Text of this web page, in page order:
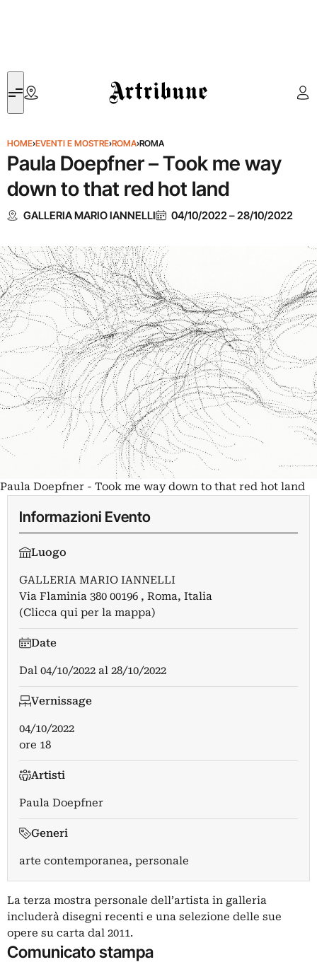
Artribune
HOME›EVENTI E MOSTRE›ROMA›ROMA
Paula Doepfner – Took me way
down to that red hot land
GALLERIA MARIO IANNELLI 04/10/2022–28/10/2022
Paula Doepfner - Took me way down to that red hot land
Informazioni Evento
Luogo
GALLERIA MARIO IANNELLI
Via Flaminia 380 00196 , Roma, Italia
(Clicca qui per la mappa)
Date
Dal 04/10/2022 al 28/10/2022
Vernissage
04/10/2022
ore 18
Artisti
Paula Doepfner
Generi
arte contemporanea, personale
La terza mostra personale dell’artista in galleria
includerà disegni recenti e una selezione delle sue
opere su carta dal 2011.
Comunicato stampa